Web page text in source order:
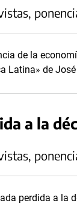
de la
Latina» de
a la
perdida a la